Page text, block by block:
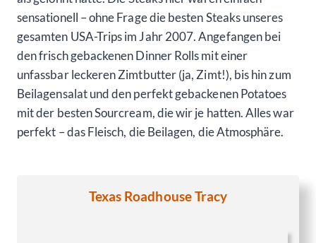
sensationell – ohne Frage die besten Steaks unseres
gesamten USA-Trips im Jahr 2007. Angefangen bei
den frisch gebackenen Dinner Rolls mit einer
unfassbar leckeren Zimtbutter (ja, Zimt!), bis hin zum
Beilagensalat und den perfekt gebackenen Potatoes
mit der besten Sourcream, die wir je hatten. Alles war
perfekt – das Fleisch, die Beilagen, die Atmosphäre.
Texas Roadhouse Tracy